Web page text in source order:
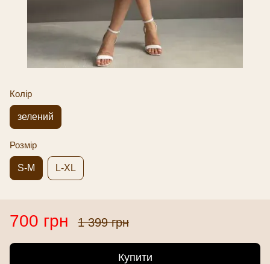
Колір
зелений
Розмір
S-M L-XL
700 грн 1 399 грн
Купити